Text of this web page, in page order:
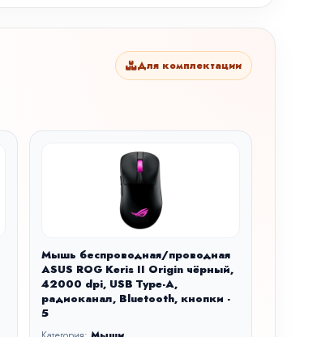
Для комплектации
Мышь беспроводная/проводная
ASUS ROG Keris II Origin чёрный,
42000 dpi, USB Type-A,
радиоканал, Bluetooth, кнопки -
5